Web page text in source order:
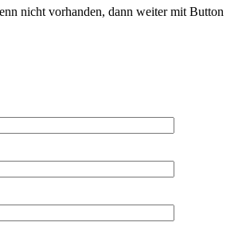
nicht vorhanden, dann weiter mit Button